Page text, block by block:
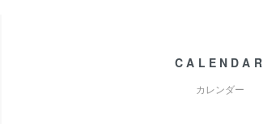
CALENDAR
カレンダー